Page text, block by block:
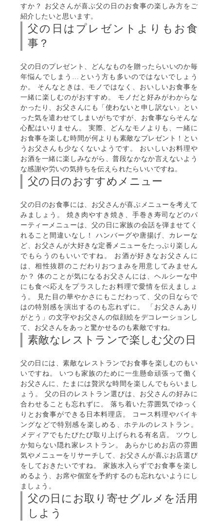
すか？ お父さんが喜ぶ父の日のお食事の楽しみ方をご
紹介したいと思います。
父の日はプレゼントよりもお食
事？
父の日のプレゼント、どんなものを贈ったらいいのか毎
年悩んでしまう…という方も多いのではないでしょう
か。 そんなときは、モノではなく、おいしいお食事を
一緒に楽しむのがおすすめ。 モノだと好みがわからな
かったり、お父さんにも「使わないと申し訳ない」とい
った気を遣わせてしまいがちですが、お食事ならそんな
心配はいりません。 実際、どんなモノよりも、一緒に
お食事を楽しむ時間が何よりも素敵なプレゼント！とい
うお父さんも少なくないようです。 おいしいお料理や
お酒を一緒に楽しみながら、普段なかなか言えないよう
な感謝や労いの気持ちを伝えられたらいいですね。
父の日のおすすめメニュー
父の日のお食事には、お父さんが喜ぶメニューを考えて
みましょう。 焼き肉やすき焼き、手巻き寿司などのパ
ーティーメニューは、父の日に家族の会話を弾ませてく
れること間違いなし！ ハンバーグや唐揚げ、カレーな
ど、お父さんが大好きな定番メニューをたっぷり楽しん
でもらうのもいいですね。 お酒が好きなお父さんに
は、相性抜群のこだわりおつまみを用意してみません
か？ 体のことが気になるお父さんには、ヘルシーな中
にも食べ応えをプラスしたお料理で愛情を伝えましょ
う。 見た目の華やかさにもこだわって、父の日ならで
はの特別感を演出するのも忘れずに。 「お父さんあり
がとう」の文字やお父さんの似顔絵をデコレーションし
て、お父さんをあっと驚かせるのも素敵ですね。
素敵なレストランで楽しむ父の日
父の日には、素敵なレストランでお食事を楽しむのもい
いですね。 いつも家族のために一生懸命頑張って働く
お父さんに、たまには贅沢な時間を楽しんでもらいまし
ょう。 父の日のレストラン選びは、お父さんの好みに
合わせることも忘れずに。 落ち着いた雰囲気でゆっく
りとお食事ができる日本料理店。 コース料理やバイキ
ングなどで特別感を楽しめる、ホテルのレストラン。
メディアでもたびたび取り上げられる有名店。 ツウし
か知らない隠れ家レストラン。 あらかじめお店の雰囲
気やメニューをリサーチして、お父さんが喜ぶお店選び
をしておきたいですね。 家族水入らずでお食事を楽し
めるよう、お席や個室を予約するのも忘れないようにし
ましょう。
父の日にお取り寄せグルメを活用
しよう